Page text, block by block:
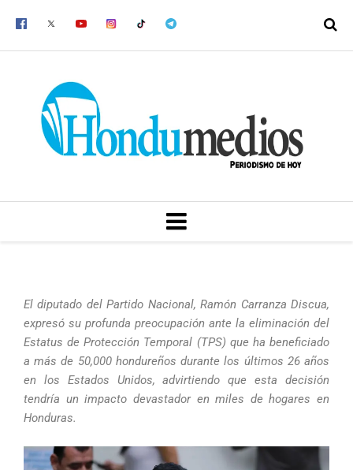
MENU
El diputado del Partido Nacional, Ramón Carranza Discua,
expresó su profunda preocupación ante la eliminación del
Estatus de Protección Temporal (TPS) que ha beneficiado
a más de 50,000 hondureños durante los últimos 26 años
en los Estados Unidos, advirtiendo que esta decisión
tendría un impacto devastador en miles de hogares en
Honduras.